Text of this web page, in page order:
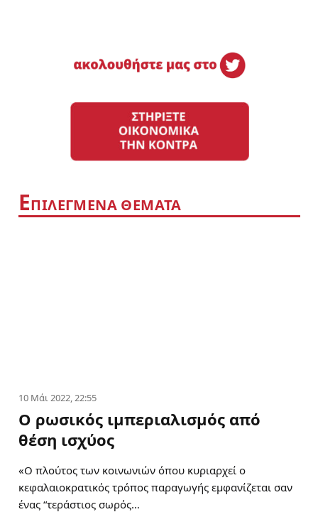
ΕΠΙΛΕΓΜΕΝΑ ΘΕΜΑΤΑ
10 Μάι 2022, 22:55
Ο ρωσικός ιμπεριαλισμός από
θέση ισχύος
«Ο πλούτος των κοινωνιών όπου κυριαρχεί ο
κεφαλαιοκρατικός τρόπος παραγωγής εμφανίζεται σαν
ένας “τεράστιος σωρός…